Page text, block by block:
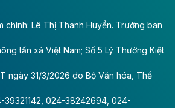
hàng không Việt Nam - CTCP
mới về lợi nhuận trong quý
đỉnh doanh thu
khẩu và Xây dựng Việt Nam
chính: Lê Thị Thanh Huyền. Trưởng ban
tấn xã Việt Nam; Số 5 Lý Thường Kiệt
ngày 31/3/2026 do Bộ Văn hóa, Thể
39321142, 024-38242694, 024-